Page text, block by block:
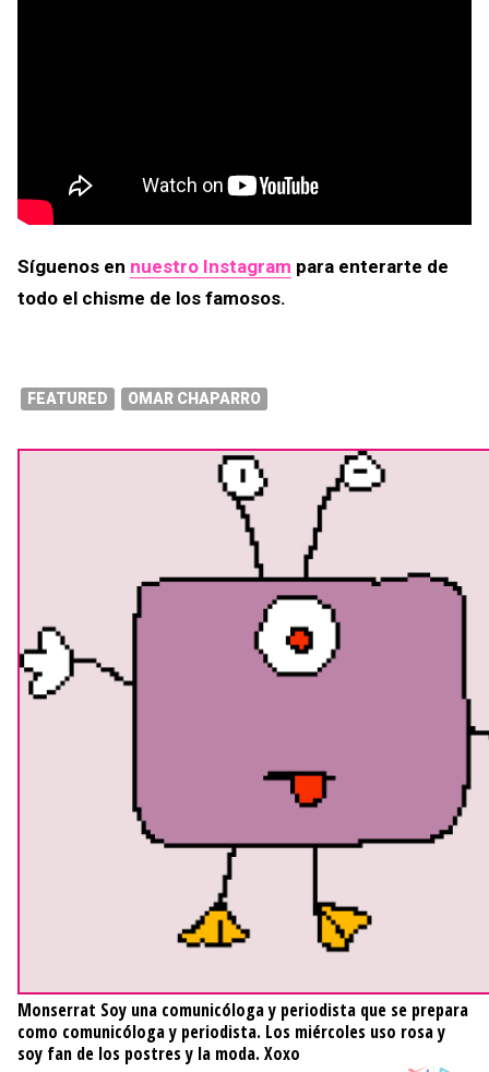
Síguenos en nuestro Instagram para enterarte de
todo el chisme de los famosos.
FEATURED OMAR CHAPARRO
Monserrat Soy una comunicóloga y periodista que se prepara
como comunicóloga y periodista. Los miércoles uso rosa y
soy fan de los postres y la moda. Xoxo